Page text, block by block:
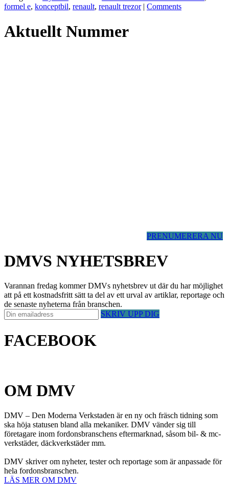
formel e, konceptbil, renault, renault trezor | Comments
Aktuellt Nummer
PRENUMERERA NU
DMVS NYHETSBREV
Varannan fredag kommer DMVs nyhetsbrev ut där du har möjlighet
att på ett kostnadsfritt sätt ta del av ett urval av artiklar, reportage och
de senaste nyheterna från branschen.
SKRIV UPP DIG
FACEBOOK
OM DMV
DMV – Den Moderna Verkstaden är en ny och fräsch tidning som
ska höja statusen bland alla mekaniker. DMV vänder sig till
företagare inom fordonsbranschens eftermarknad, såsom bil- & mc-
verkstäder, däckverkstäder mm.
DMV skriver om nyheter, tester och reportage som är anpassade för
hela fordonsbranschen.
LÄS MER OM DMV